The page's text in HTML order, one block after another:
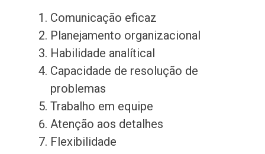
Comunicação eficaz
Planejamento organizacional
Habilidade analítical
Capacidade de resolução de
problemas
Trabalho em equipe
Atenção aos detalhes
Flexibilidade